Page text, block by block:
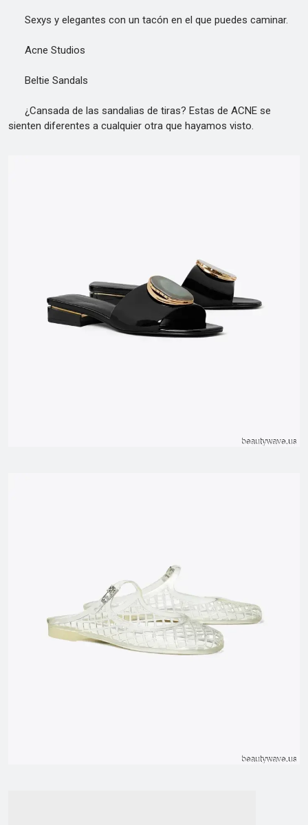
Sexys y elegantes con un tacón en el que puedes caminar.
Acne Studios
Beltie Sandals
¿Cansada de las sandalias de tiras? Estas de ACNE se
sienten diferentes a cualquier otra que hayamos visto.